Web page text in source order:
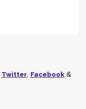
Twitter Facebook&